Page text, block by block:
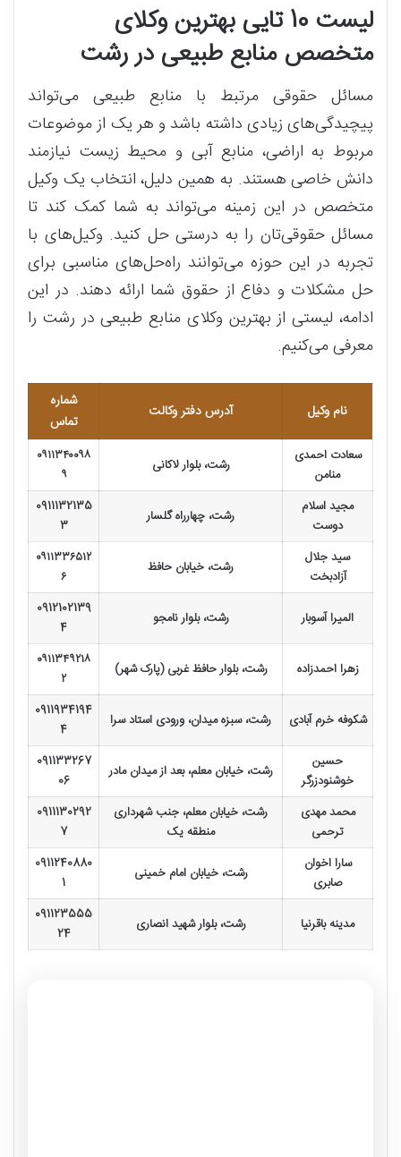
لیست 10 تایی بهترین وکلای
متخصص منابع طبیعی در رشت
مسائل حقوقی مرتبط با منابع طبیعی می‌تواند
پیچیدگی‌های زیادی داشته باشد و هر یک از موضوعات
مربوط به اراضی، منابع آبی و محیط زیست نیازمند
دانش خاصی هستند. به همین دلیل، انتخاب یک وکیل
متخصص در این زمینه می‌تواند به شما کمک کند تا
مسائل حقوقی‌تان را به درستی حل کنید. وکیل‌های با
تجربه در این حوزه می‌توانند راه‌حل‌های مناسبی برای
حل مشکلات و دفاع از حقوق شما ارائه دهند. در این
ادامه، لیستی از بهترین وکلای منابع طبیعی در رشت را
معرفی می‌کنیم.
نام وکیل آدرس دفتر وکالت
شماره
تماس
سعادت احمدی
منامن
رشت، بلوار لاکانی
۰۹۱۱۳۴۰۰۹۸
۹
مجید اسلام
دوست
رشت، چهارراه گلسار
0911132135
3
سید جلال
آزادبخت
رشت، خیابان حافظ
۰۹۱۱۳۳۶۵۱۲
۶
المیرا آسوبار رشت، بلوار نامجو
0912102139
4
زهرا احمدزاده رشت، بلوار حافظ غربی (پارک شهر)
۰۹۱۱۳۴۹۲۱۸
۲
شکوفه خرم آبادی رشت، سبزه میدان، ورودی استاد سرا
0911934194
4
حسین
خوشنودزرگر
رشت، خیابان معلم، بعد از میدان مادر
091133267
06
محمد مهدی
ترحمی
رشت، خیابان معلم، جنب شهرداری
منطقه یک
0911130292
7
سارا اخوان
صابری
رشت، خیابان امام خمینی
0911240880
1
مدینه باقرنیا رشت، بلوار شهید انصاری
091123555
24